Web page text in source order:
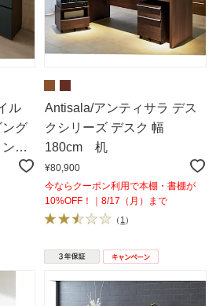
ル
ング
パ
ド
Antisala/アンティサラ デス
クシリーズ デスク 幅
180cm 机
¥80,900
今ならクーポン利用で本棚・書棚が
10%OFF！｜8/17（月）まで
（ 1 ）